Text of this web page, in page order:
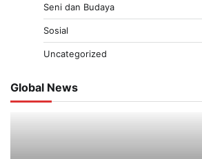
Seni dan Budaya
Sosial
Uncategorized
Global News